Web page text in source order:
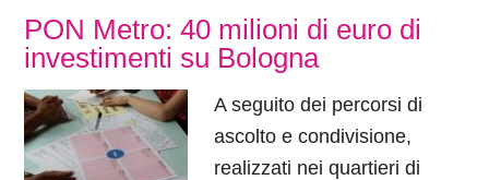
PON Metro: 40 milioni di euro di
investimenti su Bologna
A seguito dei percorsi di
ascolto e condivisione,
realizzati nei quartieri di